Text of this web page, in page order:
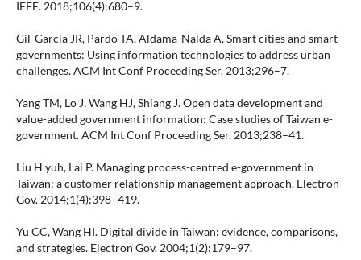
IEEE. 2018;106(4):680–9.
Gil-Garcia JR, Pardo TA, Aldama-Nalda A. Smart cities and smart
governments: Using information technologies to address urban
challenges. ACM Int Conf Proceeding Ser. 2013;296–7.
Yang TM, Lo J, Wang HJ, Shiang J. Open data development and
value-added government information: Case studies of Taiwan e-
government. ACM Int Conf Proceeding Ser. 2013;238–41.
Liu H yuh, Lai P. Managing process-centred e-government in
Taiwan: a customer relationship management approach. Electron
Gov. 2014;1(4):398–419.
Yu CC, Wang HI. Digital divide in Taiwan: evidence, comparisons,
and strategies. Electron Gov. 2004;1(2):179–97.